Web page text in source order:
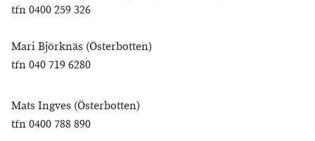
tfn 0400 259 326
Mari Björknäs (Österbotten)
tfn 040 719 6280
Mats Ingves (Österbotten)
tfn 0400 788 890